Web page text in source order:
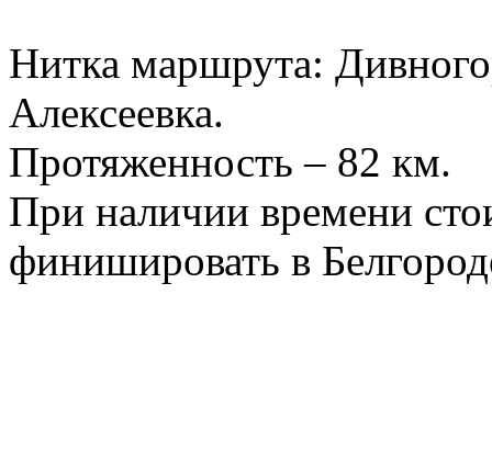
Нитка маршрута:
Алексеевка.
Протяженность – 82 км.
При наличии времени
финишировать в